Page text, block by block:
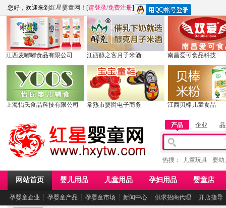
您好，欢迎来到 红星婴童网 ！[请登录/免费注册]
江西麦嘟嘟食品有限公司 江西醇之客月子米酒 南昌爱可食品科技
上海怡氏食品科技有限公司 常熟市婴爵电子商务 江西贝棒儿童食品
产品 企业
热搜： 儿童玩具 婴幼
网站首页 婴儿用品 儿童用品 孕妇用品 婴童店
孕婴童企业 ┆ 孕婴童产品 ┆ 孕婴童市场 ┆ 新闻中心 ┆ 供求招商代理 ┆ 开店指导